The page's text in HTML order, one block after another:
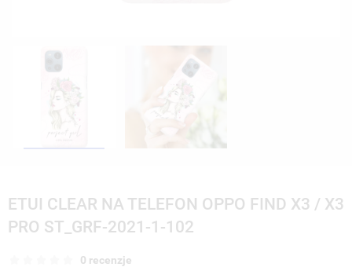
ETUI CLEAR NA TELEFON OPPO FIND X3 / X3
PRO ST_GRF-2021-1-102
0 recenzje